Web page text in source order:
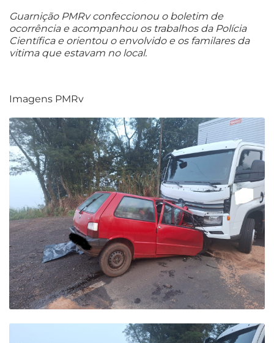
Guarnição PMRv confeccionou o boletim de
ocorrência e acompanhou os trabalhos da Polícia
Científica e orientou o envolvido e os familares da
vitima que estavam no local.
Imagens PMRv